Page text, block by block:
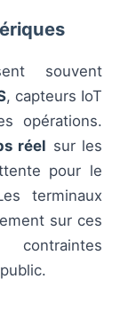
souvent
, capteurs IoT
opérations.
réel sur les
pour le
terminaux
sur ces